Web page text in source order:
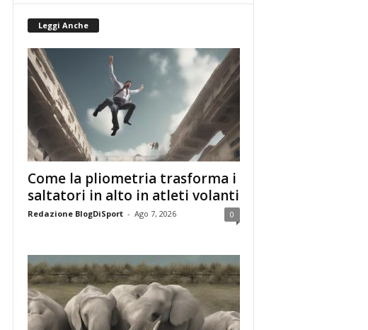
Leggi Anche
Come la pliometria trasforma i
saltatori in alto in atleti volanti
Redazione BlogDiSport - Ago 7, 2026 0